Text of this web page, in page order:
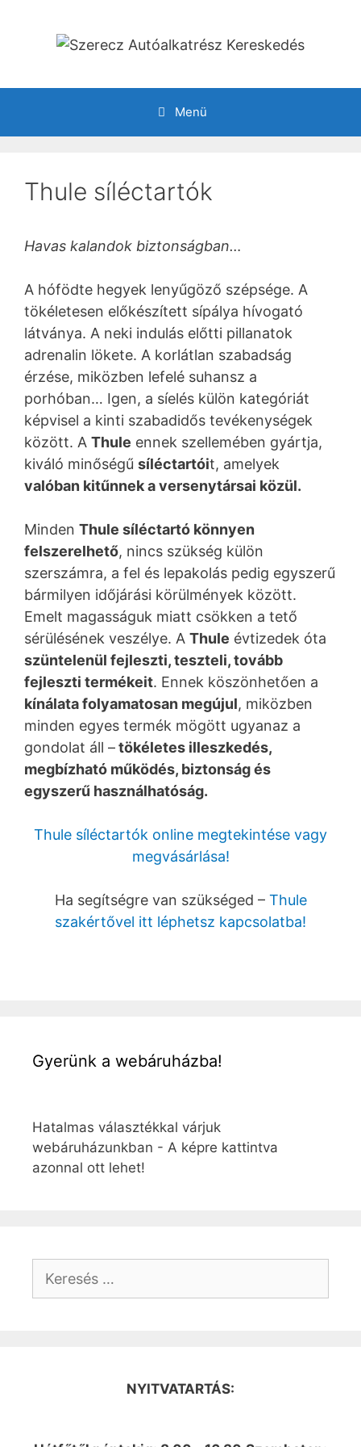
tartalomba
Menü
Thule síléctartók
Havas kalandok biztonságban…
A hófödte hegyek lenyűgöző szépsége. A
tökéletesen előkészített sípálya hívogató
látványa. A neki indulás előtti pillanatok
adrenalin lökete. A korlátlan szabadság
érzése, miközben lefelé suhansz a
porhóban… Igen, a síelés külön kategóriát
képvisel a kinti szabadidős tevékenységek
között. A Thule ennek szellemében gyártja,
kiváló minőségű síléctartóit, amelyek
valóban kitűnnek a versenytársai közül.
Minden Thule síléctartó könnyen
felszerelhető, nincs szükség külön
szerszámra, a fel és lepakolás pedig egyszerű
bármilyen időjárási körülmények között.
Emelt magasságuk miatt csökken a tető
sérülésének veszélye. A Thule évtizedek óta
szüntelenül fejleszti, teszteli, tovább
fejleszti termékeit. Ennek köszönhetően a
kínálata folyamatosan megújul, miközben
minden egyes termék mögött ugyanaz a
gondolat áll –tökéletes illeszkedés,
megbízható működés, biztonság és
egyszerű használhatóság.
Thule síléctartók online megtekintése vagy
megvásárlása!
Ha segítségre van szükséged – Thule
szakértővel itt léphetsz kapcsolatba!
Gyerünk a webáruházba!
Hatalmas választékkal várjuk
webáruházunkban - A képre kattintva
azonnal ott lehet!
NYITVATARTÁS: